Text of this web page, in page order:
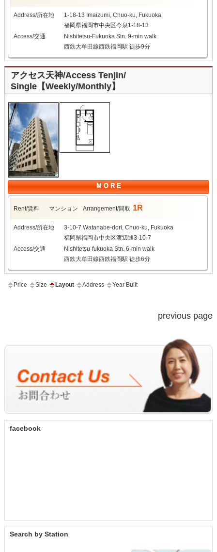
Address/所在地
1-18-13 Imaizumi, Chuo-ku, Fukuoka
福岡県福岡市中央区今泉1-18-13
Access/交通
Nishitetsu-Fukuoka Stn. 9-min walk
西鉄大牟田線西鉄福岡駅 徒歩9分
アクセス天神/Access Tenjin/
Single【Weekly/Monthly】
M O R E
Rent/賃料 マンション Arrangement/間取 1R
Address/所在地
3-10-7 Watanabe-dori, Chuo-ku, Fukuoka
福岡県福岡市中央区渡辺通3-10-7
Access/交通
Nishitetsu-fukuoka Stn. 6-min walk
西鉄大牟田線西鉄福岡駅 徒歩6分
Price Size Layout Address Year Built
previous page
facebook
Search by Station